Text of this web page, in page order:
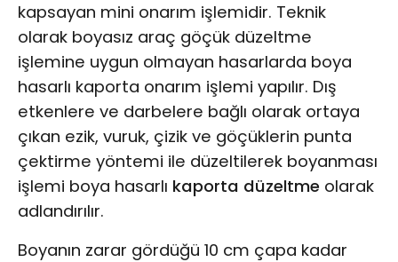
kapsayan mini onarım işlemidir. Teknik
olarak boyasız araç göçük düzeltme
işlemine uygun olmayan hasarlarda boya
hasarlı kaporta onarım işlemi yapılır. Dış
etkenlere ve darbelere bağlı olarak ortaya
çıkan ezik, vuruk, çizik ve göçüklerin punta
çektirme yöntemi ile düzeltilerek boyanması
işlemi boya hasarlı kaporta düzeltme olarak
adlandırılır.
Boyanın zarar gördüğü 10 cm çapa kadar